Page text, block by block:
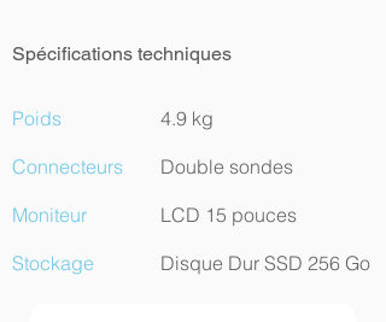
Spécifications techniques
Poids
Connecteurs
Moniteur
Stockage
4.9 kg
Double sondes
LCD 15 pouces
Disque Dur SSD 256 Go